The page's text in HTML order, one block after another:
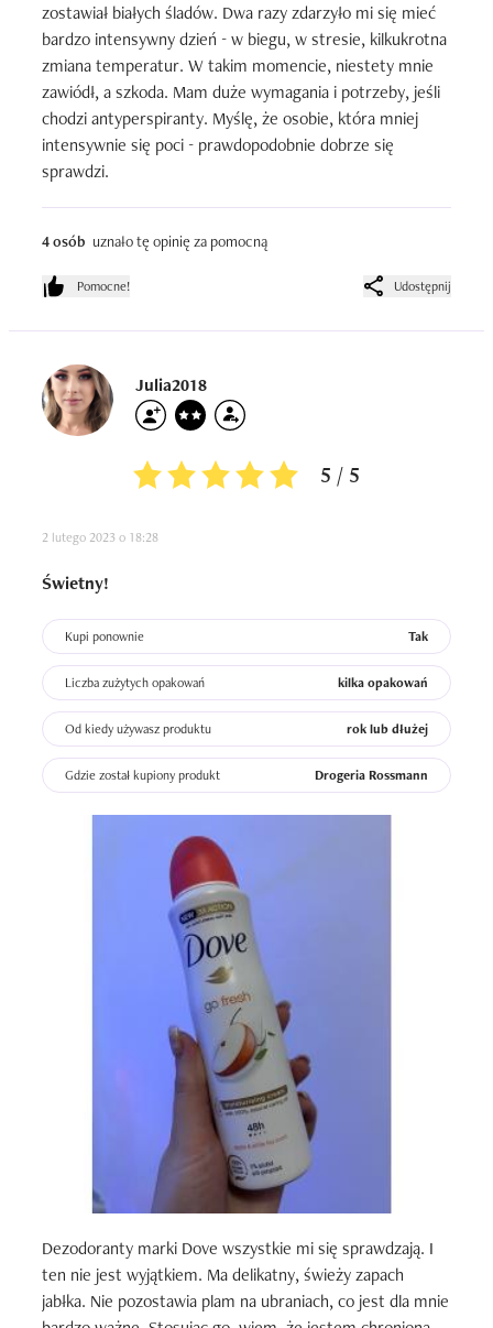
zostawiał białych śladów. Dwa razy zdarzyło mi się mieć
bardzo intensywny dzień - w biegu, w stresie, kilkukrotna
zmiana temperatur. W takim momencie, niestety mnie
zawiódł, a szkoda. Mam duże wymagania i potrzeby, jeśli
chodzi antyperspiranty. Myślę, że osobie, która mniej
intensywnie się poci - prawdopodobnie dobrze się
sprawdzi.
4 osób uznało tę opinię za pomocną
Pomocne! Udostępnij
Julia2018
5 / 5
2 lutego 2023 o 18:28
Świetny!
Kupi ponownie Tak
Liczba zużytych opakowań kilka opakowań
Od kiedy używasz produktu rok lub dłużej
Gdzie został kupiony produkt Drogeria Rossmann
Dezodoranty marki Dove wszystkie mi się sprawdzają. I
ten nie jest wyjątkiem. Ma delikatny, świeży zapach
jabłka. Nie pozostawia plam na ubraniach, co jest dla mnie